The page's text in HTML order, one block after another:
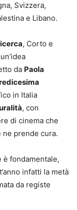
Svizzera,
e Libano.
, Corto e
da Paola
in Italia
, con
di cinema che
ne prende cura.
fondamentale,
infatti la metà
da registe